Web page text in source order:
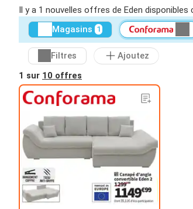
Il y a 1 nouvelles offres de Eden
Magasins 1
Filtres
Ajoutez
1 sur 10 offres